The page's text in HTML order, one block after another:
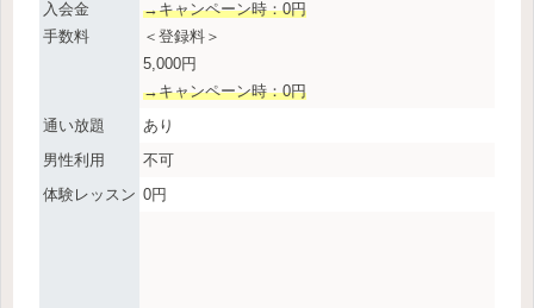
入会金
手数料
→キャンペーン時：0円
＜登録料＞
5,000円
→キャンペーン時：0円
通い放題
あり
男性利用
不可
体験レッスン 0円